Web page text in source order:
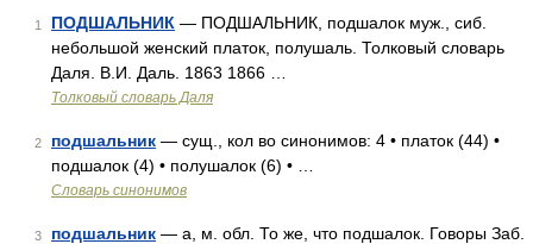
1 ПОДШАЛЬНИК — ПОДШАЛЬНИК, подшалок муж., сиб.
небольшой женский платок, полушаль. Толковый словарь
Даля. В.И. Даль. 1863 1866 …
Толковый словарь Даля
2 подшальник — сущ., кол во синонимов: 4 • платок (44) •
подшалок (4) • полушалок (6) • …
Словарь синонимов
3 подшальник — а, м. обл. То же, что подшалок. Говоры Заб.